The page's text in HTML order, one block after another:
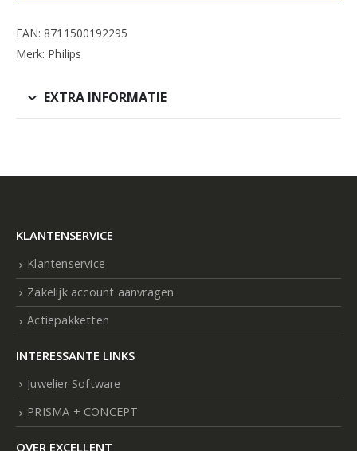
EAN: 8711500192295
Merk: Philips
EXTRA INFORMATIE
KLANTENSERVICE
Klantenservice
Zakelijk account aanvragen
Actiepakketten
INTERESSANTE LINKS
Juwelier Software
PRISMA + CONCEPT
OVER EXCELLENT